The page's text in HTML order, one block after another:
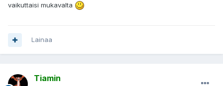
vaikuttaisi mukavalta
Lainaa
Tiamin